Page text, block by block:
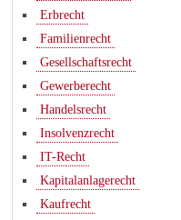
Erbrecht
Familienrecht
Gesellschaftsrecht
Gewerberecht
Handelsrecht
Insolvenzrecht
IT-Recht
Kapitalanlagerecht
Kaufrecht